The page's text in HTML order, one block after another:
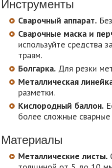
Инструменты
Сварочный аппарат.
Сварочные маска и
используйте средства
травм.
Болгарка. Для резки
Металлическая
разметки.
Кислородный баллон.
более сложные
Материалы
Металлические листы.